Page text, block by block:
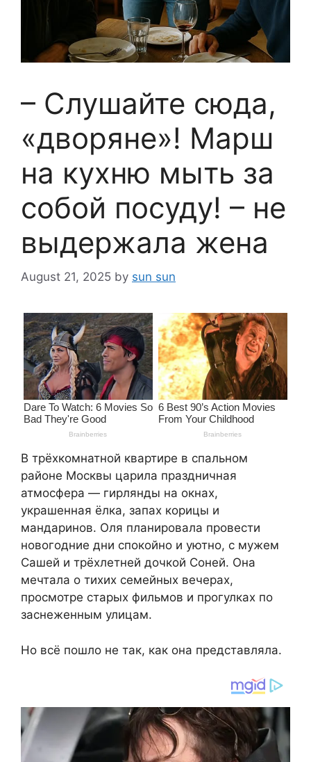
– Слушайте сюда,
«дворяне»! Марш
на кухню мыть за
собой посуду! – не
выдержала жена
August 21, 2025 by sun sun
В трёхкомнатной квартире в спальном
районе Москвы царила праздничная
атмосфера — гирлянды на окнах,
украшенная ёлка, запах корицы и
мандаринов. Оля планировала провести
новогодние дни спокойно и уютно, с мужем
Сашей и трёхлетней дочкой Соней. Она
мечтала о тихих семейных вечерах,
просмотре старых фильмов и прогулках по
заснеженным улицам.
Но всё пошло не так, как она представляла.